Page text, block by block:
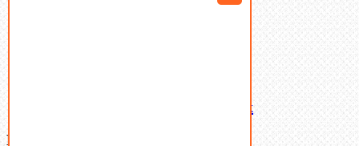
Латунный и бронзовый крепеж
Ваша корзина